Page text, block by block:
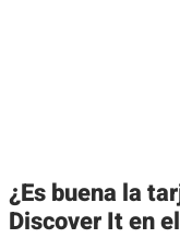
¿Es buena la
Discover It en